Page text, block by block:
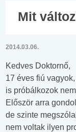
Mit
2014.03.06.
Kedves Doktornő,
17 éves fiú
is próbálkozok
Először arra
de szinte
nem voltak ilyen